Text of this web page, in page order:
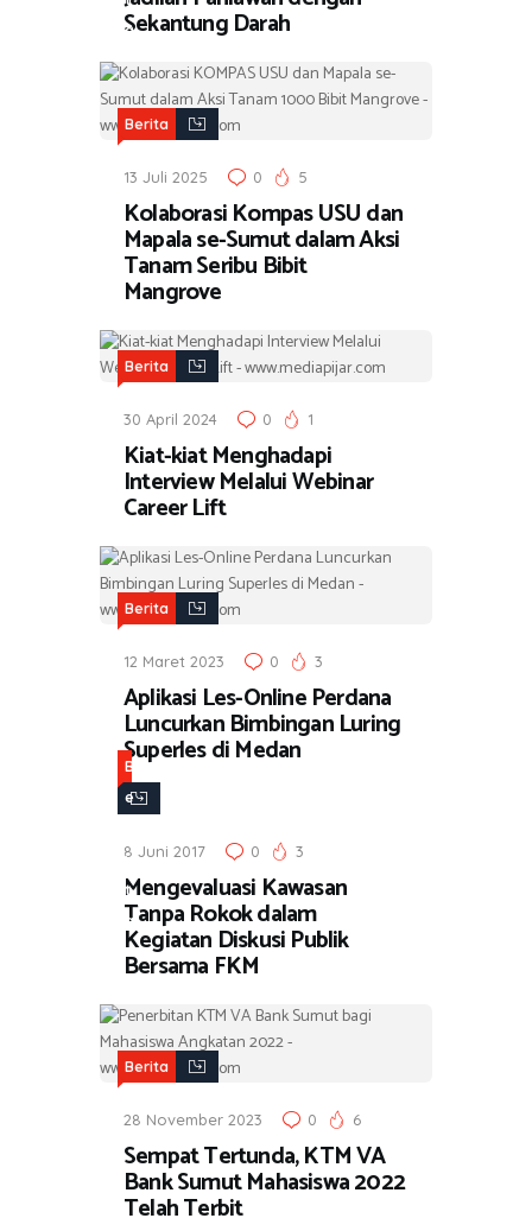
a
Sekantung Darah
Berita
13 Juli 2025 0 5
Kolaborasi Kompas USU dan
Mapala se-Sumut dalam Aksi
Tanam Seribu Bibit
Mangrove
Berita
30 April 2024 0 1
Kiat-kiat Menghadapi
Interview Melalui Webinar
Career Lift
Berita
12 Maret 2023 0 3
Aplikasi Les-Online Perdana
Luncurkan Bimbingan Luring
Superles di Medan
B
e
i
t
a
8 Juni 2017 0 3
Mengevaluasi Kawasan
Tanpa Rokok dalam
Kegiatan Diskusi Publik
Bersama FKM
Berita
28 November 2023 0 6
Sempat Tertunda, KTM VA
Bank Sumut Mahasiswa 2022
Telah Terbit